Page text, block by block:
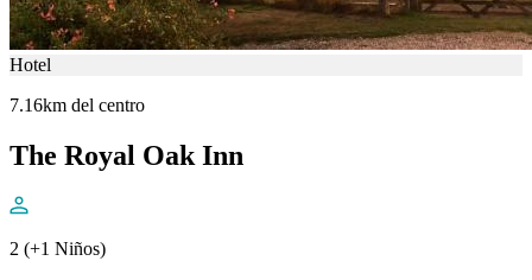
Hotel
7.16km del centro
The Royal Oak Inn
2 (+1 Niños)